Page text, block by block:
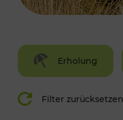
Erholung
Filter zurücksetzen